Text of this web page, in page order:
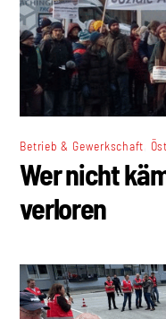
Betrieb & Gewerkschaft
Wer nicht
verloren